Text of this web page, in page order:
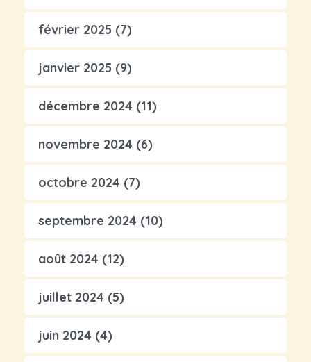
février 2025 (7)
janvier 2025 (9)
décembre 2024 (11)
novembre 2024 (6)
octobre 2024 (7)
septembre 2024 (10)
août 2024 (12)
juillet 2024 (5)
juin 2024 (4)